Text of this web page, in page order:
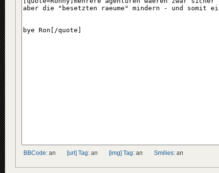
BBCode: an [url] Tag: an [img] Tag: an Smilies: an